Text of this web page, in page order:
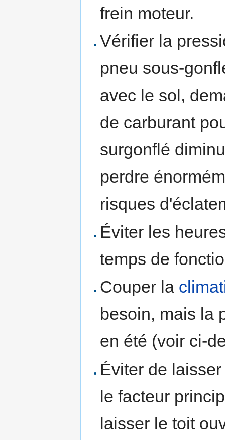
frein moteur.
Vérifier la
pneu sous-
avec le sol,
de carburant
surgonflé
perdre
risques
Éviter les
temps de
Couper la
besoin, mais la
en été (voir ci-
Éviter de
le facteur
laisser le toit